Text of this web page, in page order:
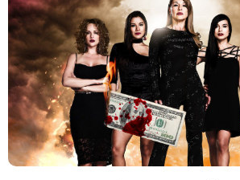
Google